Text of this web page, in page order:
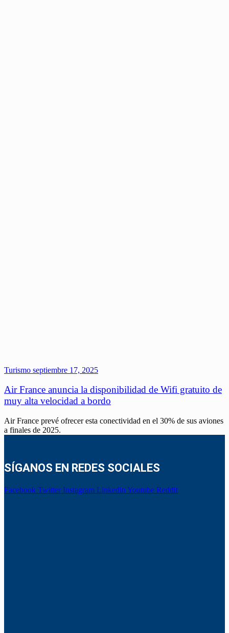
Turismo septiembre 17, 2025
Air France anuncia la disponibilidad de Wifi gratuito de
muy alta velocidad a bordo
Air France prevé ofrecer esta conectividad en el 30% de sus aviones
a finales de 2025.
SÍGANOS EN REDES SOCIALES
Facebook Twitter Instagram Linkedin Youtube Reddit